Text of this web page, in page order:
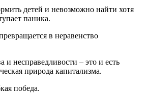
детей и невозможно найти хотя
паника.
в неравенство
и несправедливости – это и есть
природа капитализма.
победа.